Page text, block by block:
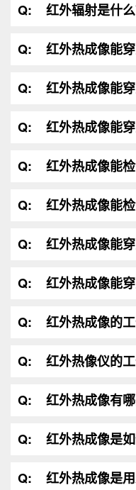
Q: 红外辐射是什么
Q: 红外热成像能
Q: 红外热成像能
Q: 红外热成像能
Q: 红外热成像能
Q: 红外热成像能
Q: 红外热成像能
Q: 红外热成像能穿
Q: 红外热成像的工
Q: 红外热像仪的工
Q: 红外热成像有哪
Q: 红外热成像是
Q: 红外热成像是